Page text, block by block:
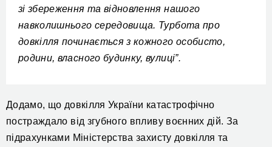
зі збереження та відновлення нашого
навколишнього середовища. Турбота про
довкілля починається з кожного особисто,
родини, власного будинку, вулиці”.
Додамо, що довкілля України катастрофічно
постраждало від згубного впливу воєнних дій. За
підрахунками Міністерства захисту довкілля та